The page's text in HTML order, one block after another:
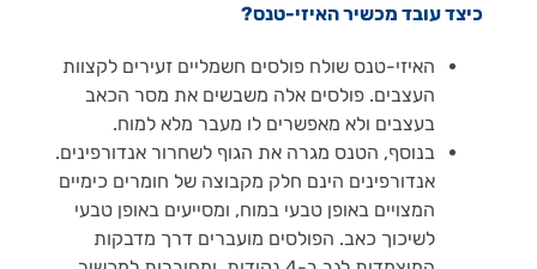
כיצד עובד מכשיר האיזי-טנס?
האיזי-טנס שולח פולסים חשמליים זעירים לקצוות
העצבים. פולסים אלה משבשים את מסר הכאב
בעצבים ולא מאפשרים לו מעבר מלא למוח.
בנוסף, הטנס מגרה את הגוף לשחרור אנדורפינים.
אנדורפינים הינם חלק מקבוצה של חומרים כימיים
המצויים באופן טבעי במוח, ומסייעים באופן טבעי
לשיכוך כאב. הפולסים מועברים דרך מדבקות